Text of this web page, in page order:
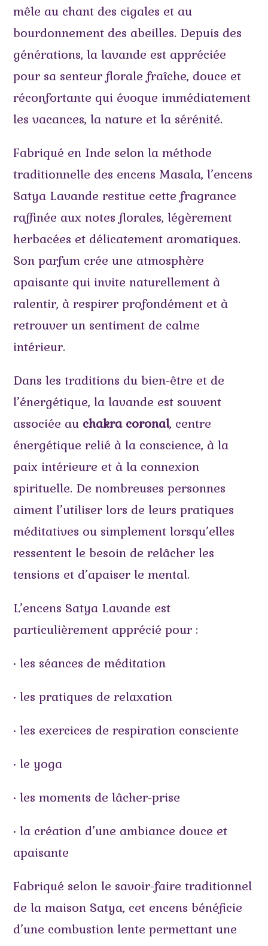
mêle au chant des cigales et au
bourdonnement des abeilles. Depuis des
générations, la lavande est appréciée
pour sa senteur florale fraîche, douce et
réconfortante qui évoque immédiatement
les vacances, la nature et la sérénité.
Fabriqué en Inde selon la méthode
traditionnelle des encens Masala, l’encens
Satya Lavande restitue cette fragrance
raffinée aux notes florales, légèrement
herbacées et délicatement aromatiques.
Son parfum crée une atmosphère
apaisante qui invite naturellement à
ralentir, à respirer profondément et à
retrouver un sentiment de calme
intérieur.
Dans les traditions du bien-être et de
l’énergétique, la lavande est souvent
associée au chakra coronal, centre
énergétique relié à la conscience, à la
paix intérieure et à la connexion
spirituelle. De nombreuses personnes
aiment l’utiliser lors de leurs pratiques
méditatives ou simplement lorsqu’elles
ressentent le besoin de relâcher les
tensions et d’apaiser le mental.
L’encens Satya Lavande est
particulièrement apprécié pour :
• les séances de méditation
• les pratiques de relaxation
• les exercices de respiration consciente
• le yoga
• les moments de lâcher-prise
• la création d’une ambiance douce et
apaisante
Fabriqué selon le savoir-faire traditionnel
de la maison Satya, cet encens bénéficie
d’une combustion lente permettant une